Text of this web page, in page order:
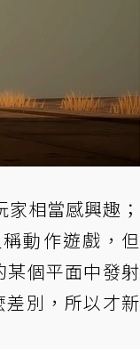
相當感興趣；
動作遊戲，但
某個平面中發射
別，所以才新